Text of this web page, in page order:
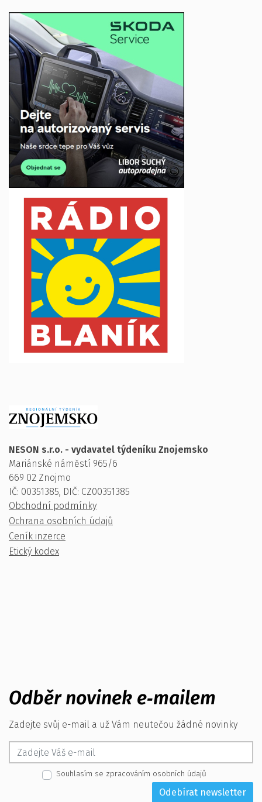
NESON s.r.o. - vydavatel týdeníku Znojemsko
Mariánské náměstí 965/6
669 02 Znojmo
IČ: 00351385, DIČ: CZ00351385
Obchodní podmínky
Ochrana osobních údajů
Ceník inzerce
Etický kodex
Odběr novinek e‑mailem
Zadejte svůj e-mail a už Vám neutečou žádné novinky
Souhlasím se zpracováním osobních údajů
Odebírat newsletter